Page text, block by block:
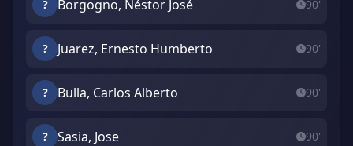
? Borgogno, Néstor José 90'
? Juarez, Ernesto Humberto 90'
? Bulla, Carlos Alberto 90'
? Sasia, Jose 90'